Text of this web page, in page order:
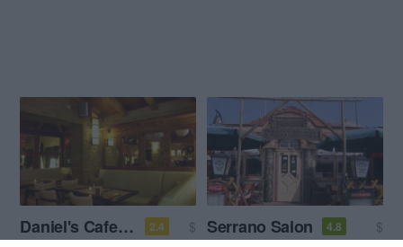
Daniel's Cafe & Lounge 2.4
$
Serrano Salon 4.8
$